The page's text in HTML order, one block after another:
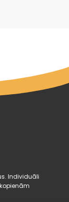
Individuāli